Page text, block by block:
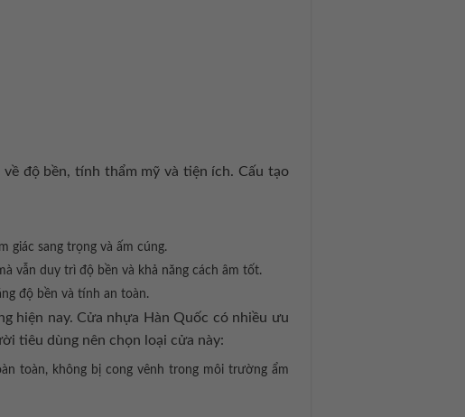
độ bền, tính thẩm mỹ và tiện ích. Cấu tạo
giác sang trọng và ấm cúng.
vẫn duy trì độ bền và khả năng cách âm tốt.
độ bền và tính an toàn.
hiện nay. Cửa nhựa Hàn Quốc có nhiều ưu
tiêu dùng nên chọn loại cửa này:
toàn, không bị cong vênh trong môi trường ẩm